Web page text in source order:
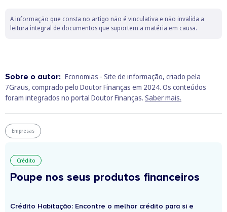
A informação que consta no artigo não é vinculativa e não invalida a
leitura integral de documentos que suportem a matéria em causa.
Sobre o autor: Economias - Site de informação, criado pela
7Graus, comprado pelo Doutor Finanças em 2024. Os conteúdos
foram integrados no portal Doutor Finanças. Saber mais.
Empresas
Crédito
Poupe nos seus produtos financeiros
Crédito Habitação: Encontre o melhor crédito para si e